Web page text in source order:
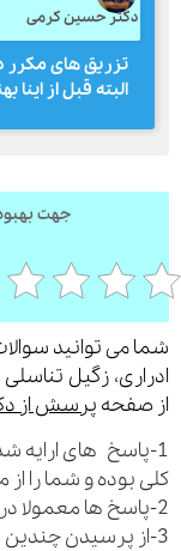
دکتر حسین کرمی
تزریق های مکرر داخل
البته قبل از اینا
جهت بهبود
توانید سوالات
زگیل تناسلی
پرسش از دکتر
های ارایه شده
و شما را از